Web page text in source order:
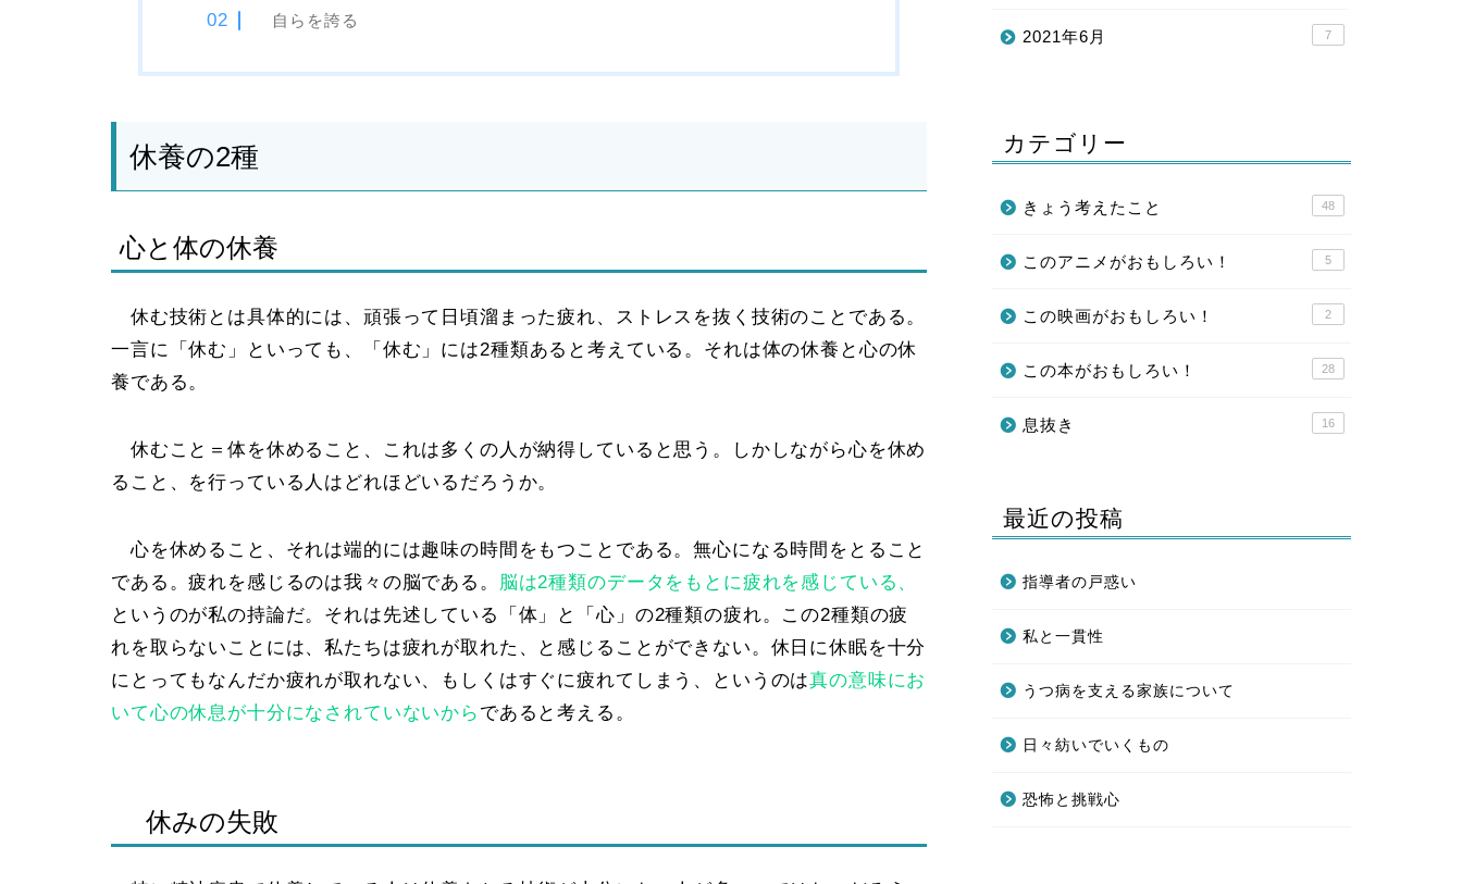
自らを誇る
休養の2種
心と体の休養
休む技術とは具体的には、頑張って日頃溜まった疲れ、ストレスを抜く技術のことである。
一言に「休む」といっても、「休む」には2種類あると考えている。それは体の休養 と心の休
養である。
休むこと＝体を休めること 、これは多くの人が納得していると思う。しかしながら心を休め
ること、を行っている人はどれほどいるだろうか。
心を休めること、それは端的には趣味の時間をもつことである。無心になる時間をとること
である。疲れを感じるのは我々の脳である。 脳は2種類のデータをもとに疲れを感じている、
というのが私の持論だ。それは先述している
「体」 と 「心」 の2種類の疲れ。この2種類の疲
れを取らないことには、私たちは疲れが取れた、と感じることができない。休日に休眠を十分
にとってもなんだか疲れが取れない、もしくはすぐに疲れてしまう、というのは真の意味にお
いて心の休息が十分になされていないから であると考える。
休みの失敗
2021年6月 7
カテゴリー
きょう考えたこと 48
このアニメがおもしろい！ 5
この映画がおもしろい！ 2
この本がおもしろい！ 28
息抜き 16
最近の投稿
指導者の戸惑い
私と一貫性
うつ病を支える家族について
日々紡いでいくもの
恐怖と挑戦心